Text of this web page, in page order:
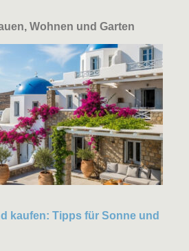
Wohnen und Garten
kaufen: Tipps für Sonne und